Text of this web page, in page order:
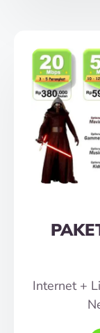
Internet +